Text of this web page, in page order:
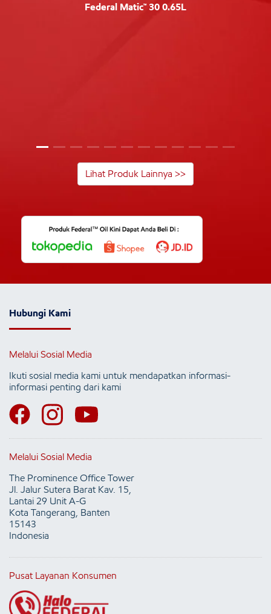
Federal Matic™ 30 0.65L
Lihat Produk Lainnya >>
Hubungi Kami
Melalui Sosial Media
Ikuti sosial media kami untuk mendapatkan informasi-
informasi penting dari kami
Melalui Sosial Media
The Prominence Office Tower
Jl. Jalur Sutera Barat Kav. 15,
Lantai 29 Unit A-G
Kota Tangerang, Banten
15143
Indonesia
Pusat Layanan Konsumen